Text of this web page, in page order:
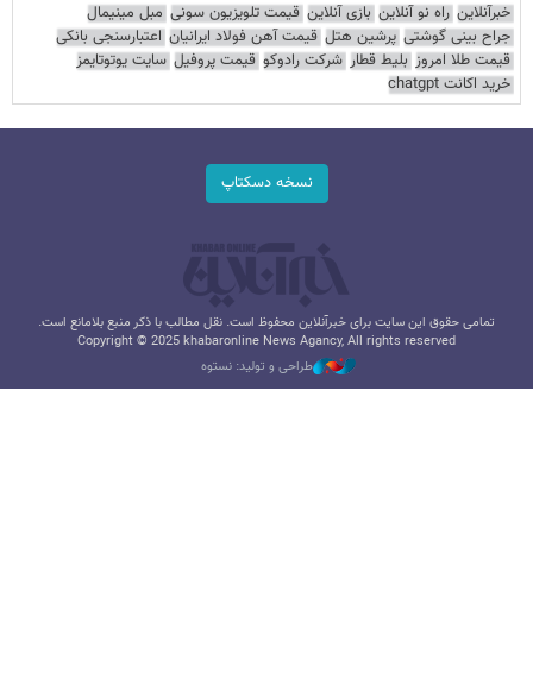
خبرآنلاین راه نو آنلاین بازی آنلاین قیمت تلویزیون سونی مبل مینیمال
جراح بینی گوشتی پرشین هتل قیمت آهن فولاد ایرانیان اعتبارسنجی بانکی
قیمت طلا امروز بلیط قطار شرکت رادوکو قیمت پروفیل سایت یوتوتایمز
خرید اکانت chatgpt
نسخه دسکتاپ
تمامی حقوق این سایت برای خبرآنلاین محفوظ است. نقل مطالب با ذکر منبع بلامانع است.
Copyright © 2025 khabaronline News Agancy, All rights reserved
طراحی و تولید: نستوه